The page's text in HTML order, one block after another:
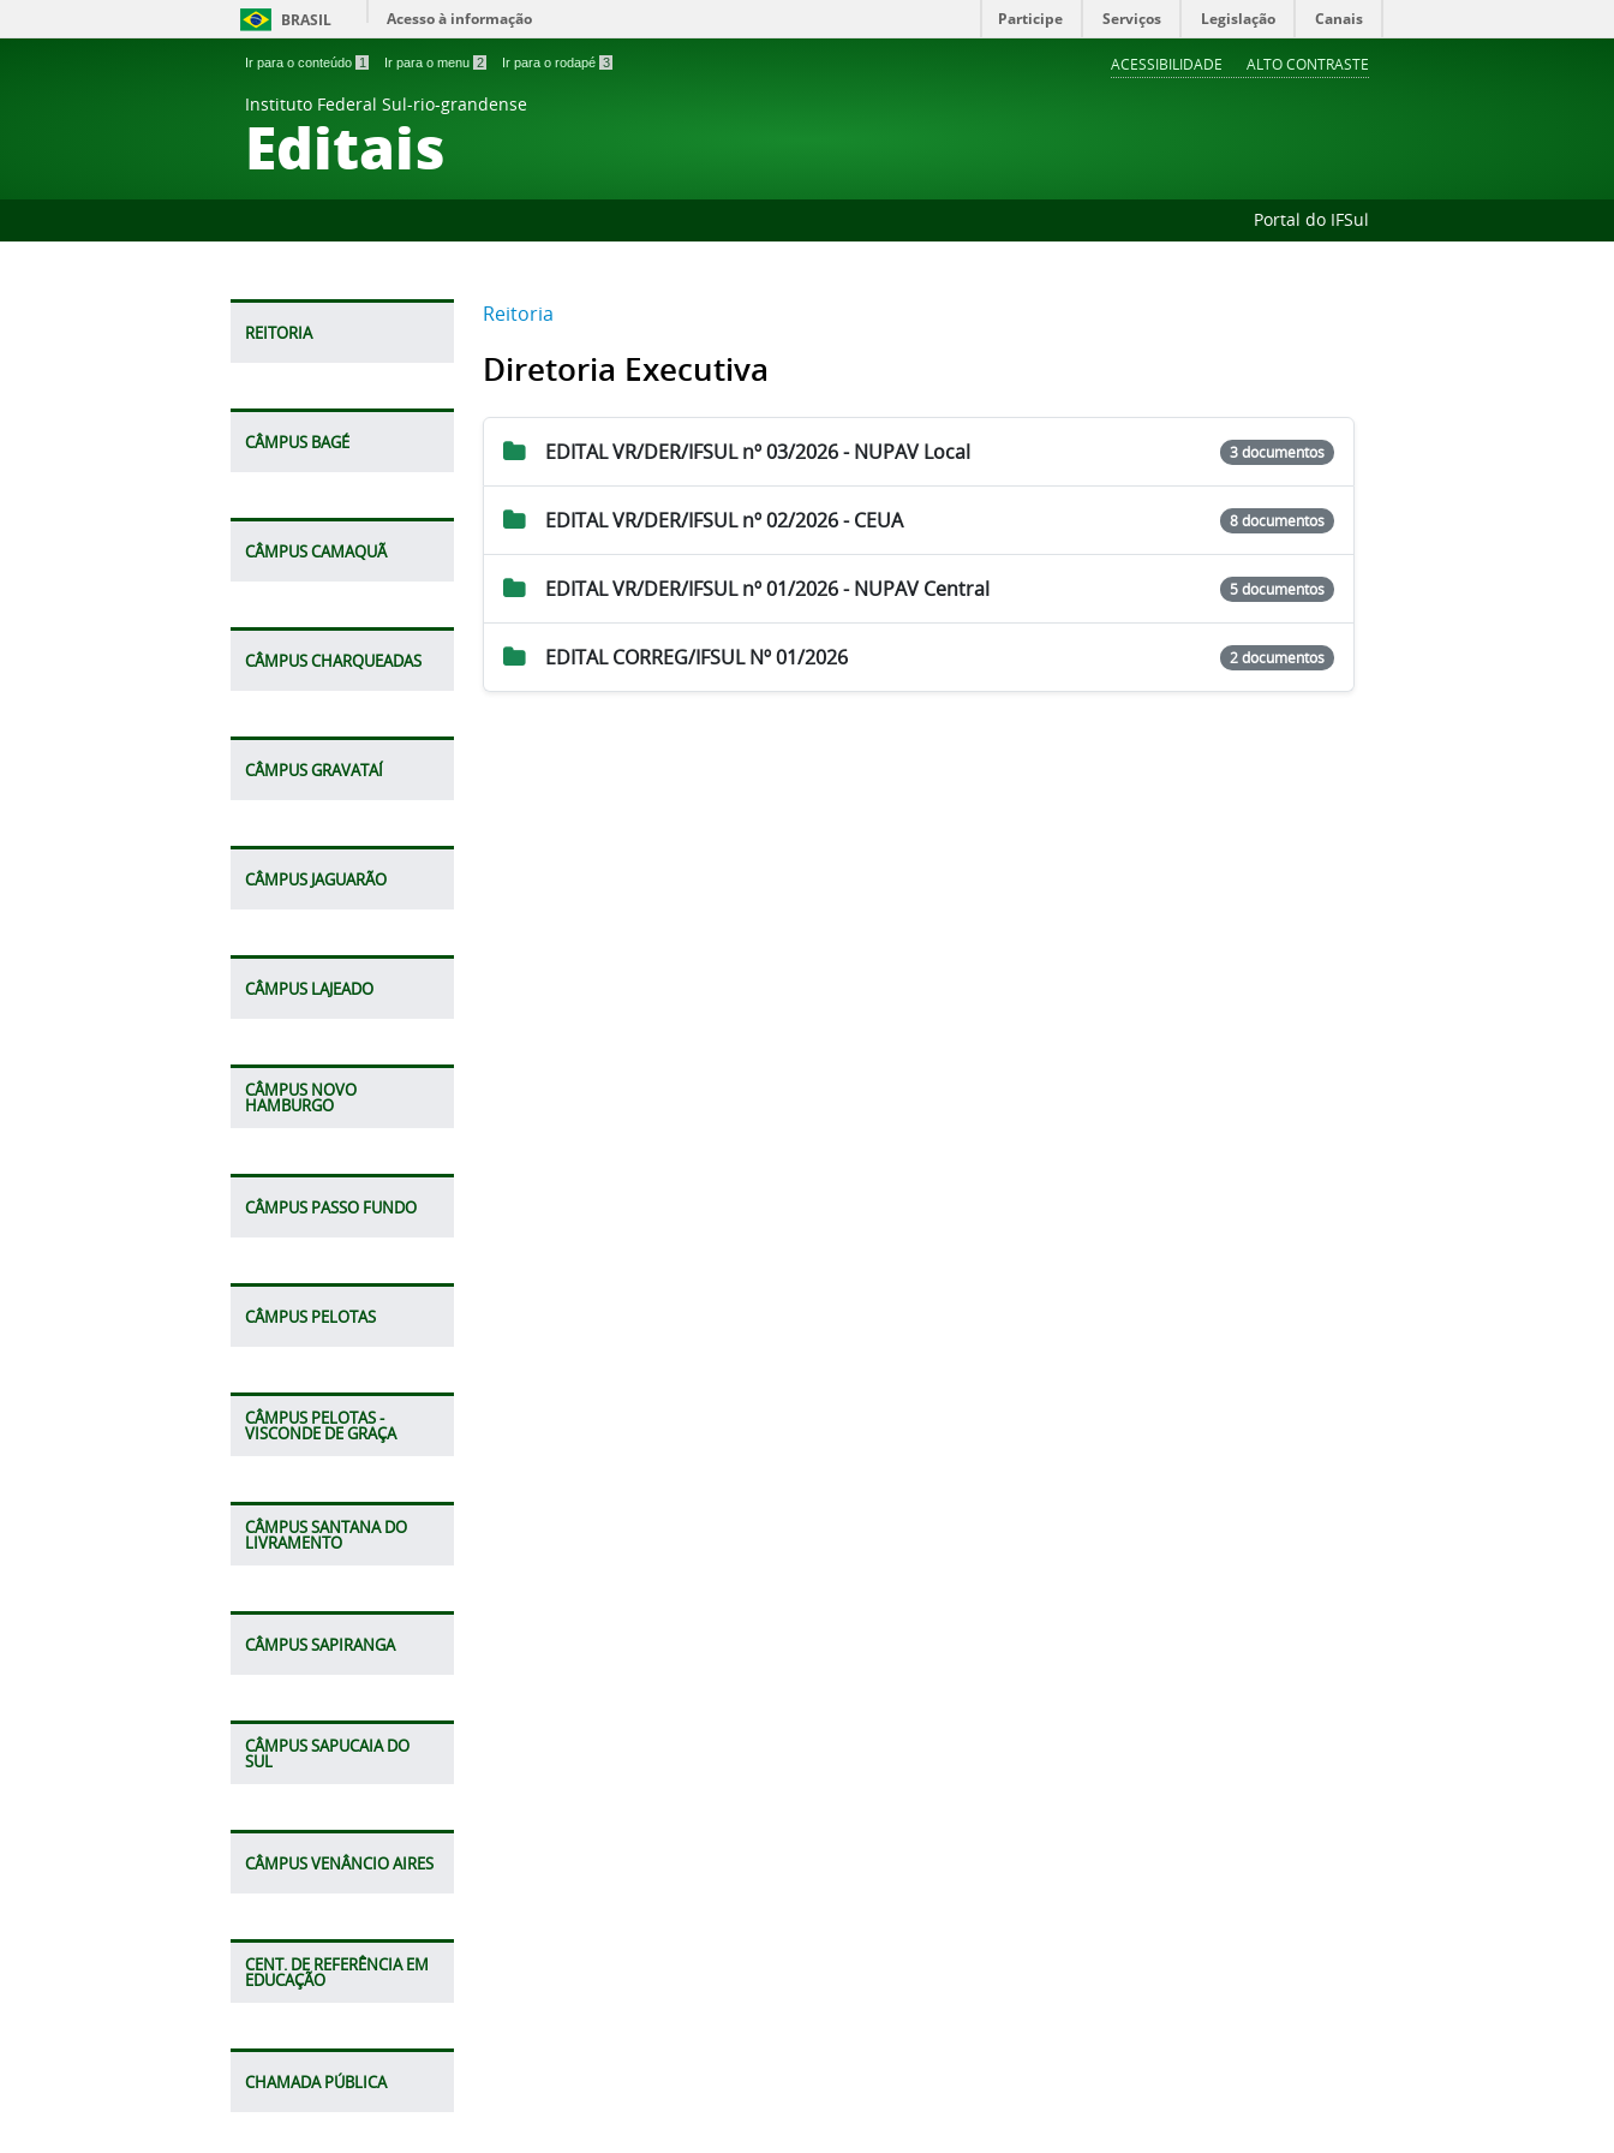
BRASIL Acesso à informação Participe Serviços Legislação Canais
Ir para o conteúdo 1 Ir para o menu 2 Ir para o rodapé 3 ACESSIBILIDADE ALTO CONTRASTE
Instituto Federal Sul-rio-grandense
Editais
Portal do IFSul
REITORIA
CÂMPUS BAGÉ
CÂMPUS CAMAQUÃ
CÂMPUS CHARQUEADAS
CÂMPUS GRAVATAÍ
CÂMPUS JAGUARÃO
CÂMPUS LAJEADO
CÂMPUS NOVO
HAMBURGO
CÂMPUS PASSO FUNDO
CÂMPUS PELOTAS
CÂMPUS PELOTAS -
VISCONDE DE GRAÇA
CÂMPUS SANTANA DO
LIVRAMENTO
CÂMPUS SAPIRANGA
CÂMPUS SAPUCAIA DO
SUL
CÂMPUS VENÂNCIO AIRES
CENT. DE REFERÊNCIA EM
EDUCAÇÃO
CHAMADA PÚBLICA
Reitoria
Diretoria Executiva
EDITAL VR/DER/IFSUL nº 03/2026 - NUPAV Local 3 documentos
EDITAL VR/DER/IFSUL nº 02/2026 - CEUA 8 documentos
EDITAL VR/DER/IFSUL nº 01/2026 - NUPAV Central 5 documentos
EDITAL CORREG/IFSUL Nº 01/2026 2 documentos